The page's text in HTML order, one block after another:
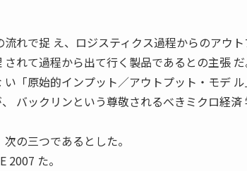
れで捉 え、ロジスティクス過程からのアウト
れて過程から出て行く製品であるとの主張 だ
「原始的インプット／アウトプット・モデ ル
バックリンという尊敬されるべきミクロ経済
の三つであるとした。
2007 た。